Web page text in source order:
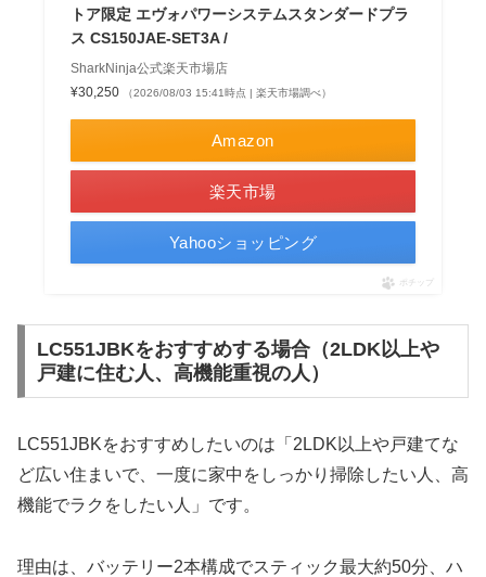
トア限定 エヴォパワーシステムスタンダードプラ
ス CS150JAE-SET3A /
SharkNinja公式楽天市場店
¥30,250
（2026/08/03 15:41時点 | 楽天市場調べ）
Amazon
楽天市場
Yahooショッピング
ポチップ
LC551JBKをおすすめする場合（2LDK以上や
戸建に住む人、高機能重視の人）
LC551JBKをおすすめしたいのは「2LDK以上や戸建てな
ど広い住まいで、一度に家中をしっかり掃除したい人、高
機能でラクをしたい人」です。
理由は、バッテリー2本構成でスティック最大約50分、ハ